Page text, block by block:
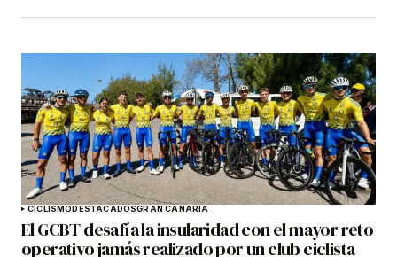
CICLISMODESTACADOSGRAN CANARIA
El GCBT desafía la insularidad con el mayor reto
operativo jamás realizado por un club ciclista